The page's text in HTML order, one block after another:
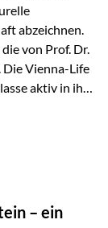
abzeichnen.
von Prof. Dr.
Vienna-Life
aktiv in ihre
setzen? Die
für
– ein